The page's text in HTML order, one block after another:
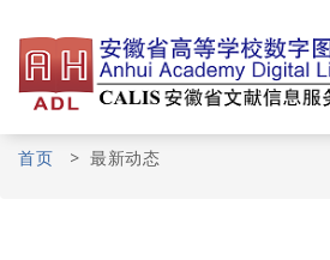
content
首页 > 最新动态